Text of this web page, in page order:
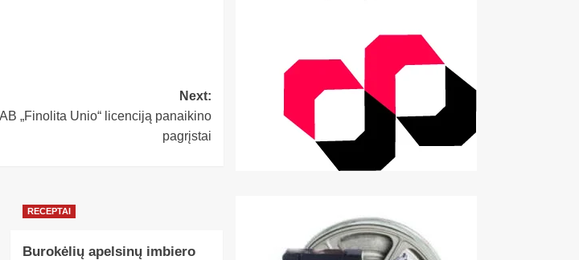
Next:
„Finolita Unio“ licenciją panaikino
pagrįstai
RECEPTAI
Burokėlių apelsinų imbiero